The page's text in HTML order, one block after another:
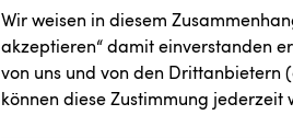
Wir weisen in diesem
akzeptieren“ damit ein­ver­standen
von uns und von den Drittanbietern
können diese Zustimmung jederzeit